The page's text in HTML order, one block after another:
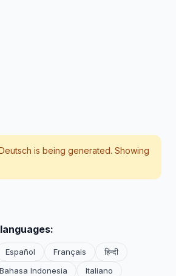
is being generated. Showing
Español Français
हिन्दी
Bahasa Indonesia
Italiano